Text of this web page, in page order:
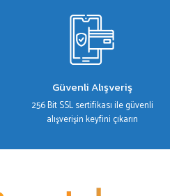
Güvenli Alışveriş
256 Bit SSL sertifikası ile güvenli
alışverişin keyfini çıkarın